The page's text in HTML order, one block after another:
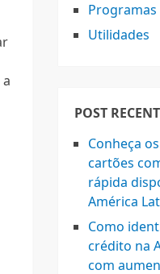
Programas
Utilidades
POST
Conheça
cartões
rápida
América
Como
crédito na
com